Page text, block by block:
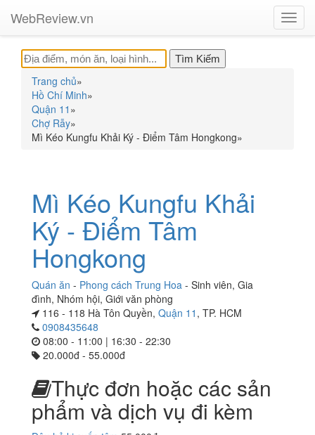
WebReview.vn
Trang chủ»
Hồ Chí Minh»
Quận 11 »
Chợ Rẫy»
Mì Kéo Kungfu Khải Ký - Điểm Tâm Hongkong»
Mì Kéo Kungfu Khải
Ký - Điểm Tâm
Hongkong
Quán ăn - Phong cách Trung Hoa - Sinh viên, Gia
đình, Nhóm hội, Giới văn phòng
116 - 118 Hà Tôn Quyền, Quận 11 , TP. HCM
0908435648
08:00 - 11:00 | 16:30 - 22:30
20.000đ - 55.000đ
Thực đơn hoặc các sản
phẩm và dịch vụ đi kèm